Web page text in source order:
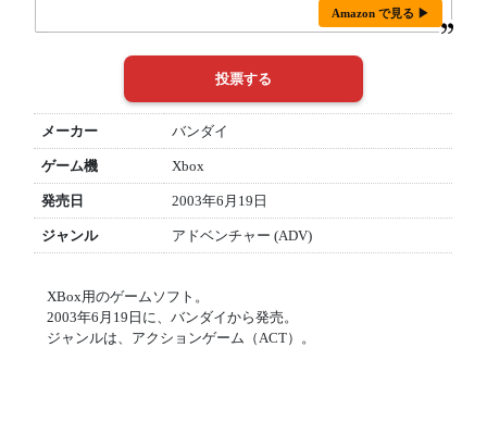
Amazon で見る ▶
メーカー バンダイ
ゲーム機 Xbox
発売日 2003年6月19日
ジャンル アドベンチャー (ADV)
XBox用のゲームソフト。
2003年6月19日に、バンダイから発売。
ジャンルは、アクションゲーム（ACT）。